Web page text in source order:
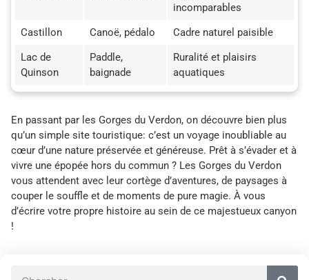
incomparables
Castillon
Canoë, pédalo
Cadre naturel paisible
Lac de
Quinson
Paddle,
baignade
Ruralité et plaisirs
aquatiques
En passant par les Gorges du Verdon, on découvre bien plus
qu’un simple site touristique: c’est un voyage inoubliable au
cœur d’une nature préservée et généreuse. Prêt à s’évader et à
vivre une épopée hors du commun ? Les Gorges du Verdon
vous attendent avec leur cortège d’aventures, de paysages à
couper le souffle et de moments de pure magie. À vous
d’écrire votre propre histoire au sein de ce majestueux canyon
!